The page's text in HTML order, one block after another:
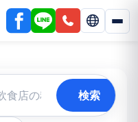
検索